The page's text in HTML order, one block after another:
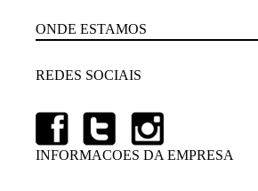
ONDE ESTAMOS
REDES SOCIAIS
INFORMACOES DA EMPRESA